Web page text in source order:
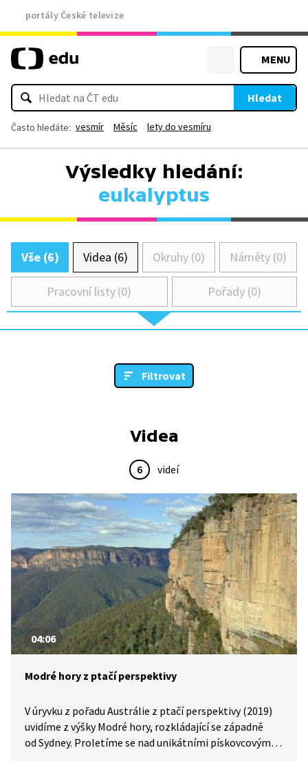
portály České televize
MENU
Hledat
Často hledáte: vesmír Měsíc lety do vesmíru
Výsledky hledání:
eukalyptus
Vše (6) Videa (6) Okruhy (0) Náměty (0)
Pracovní listy (0) Pořady (0)
Filtrovat
Videa
6 videí
04:06
Modré hory z ptačí perspektivy
V úryvku z pořadu Austrálie z ptačí perspektivy (2019)
uvidíme z výšky Modré hory, rozkládající se západně
od Sydney. Proletíme se nad unikátními pískovcovými